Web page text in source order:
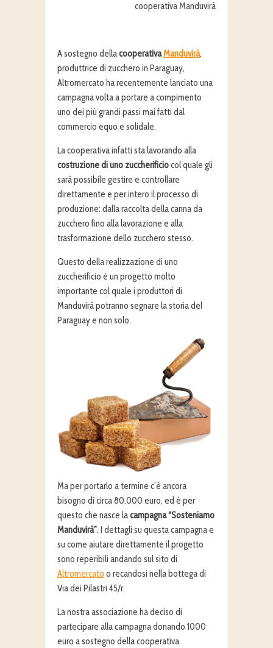
cooperativa Manduvirà
A sostegno dellacooperativaManduvirà,
produttrice di zucchero in Paraguay,
Altromercato ha recentemente lanciato una
campagna volta a portare a compimento
uno dei più grandi passi mai fatti dal
commercio equo e solidale.
La cooperativa infatti sta lavorando alla
costruzione di uno zuccherificiocol quale gli
sarà possibile gestire e controllare
direttamente e per intero il processo di
produzione: dalla raccolta della canna da
zucchero fino alla lavorazione e alla
trasformazione dello zucchero stesso.
Questo della realizzazione di uno
zuccherificio è un progetto molto
importante col quale i produttori di
Manduvirà potranno segnare la storia del
Paraguay e non solo.
Ma per portarlo a termine c’è ancora
bisogno di circa 80.000 euro, ed è per
questo che nasce lacampagna “Sosteniamo
Manduvirà”. I dettagli su questa campagna e
su come aiutare direttamente il progetto
sono reperibili andando sul sito di
Altromercato o recandosi nella bottega di
Via dei Pilastri 45/r.
La nostra associazione ha deciso di
partecipare alla campagna donando 1000
euro a sostegno della cooperativa.